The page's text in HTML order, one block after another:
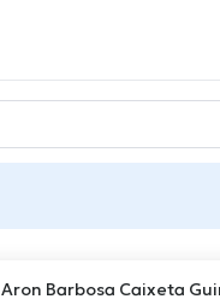
Aron Barbosa Caixeta